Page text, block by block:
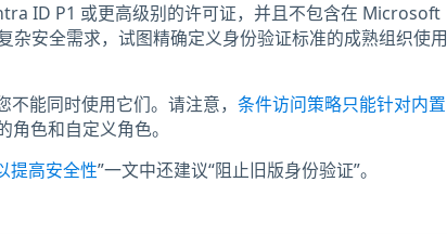
ID P1 或更高级别的许可证，并且不包含在 Microsoft
杂安全需求，试图精确定义身份验证标准的成熟组织使用
能同时使用它们。请注意， 条件访问策略只能针对内置
色和自定义角色。
提高安全性”一文中还建议“阻止旧版身份验证”。